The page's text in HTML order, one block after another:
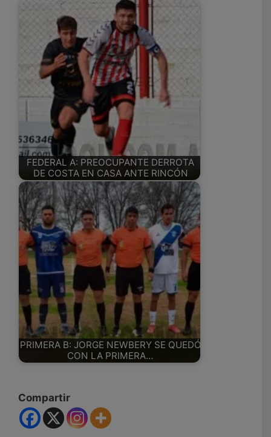
FEDERAL A: PREOCUPANTE DERROTA
DE COSTA EN CASA ANTE RINCÓN
PRIMERA B: JORGE NEWBERY SE QUEDÓ
CON LA PRIMERA…
Compartir